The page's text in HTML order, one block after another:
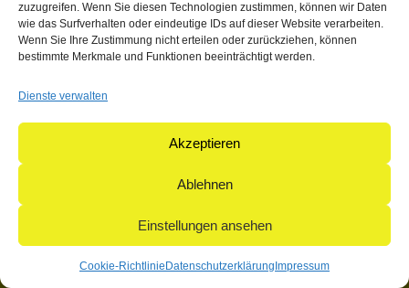
zuzugreifen. Wenn Sie diesen Technologien zustimmen, können wir Daten
wie das Surfverhalten oder eindeutige IDs auf dieser Website verarbeiten.
Wenn Sie Ihre Zustimmung nicht erteilen oder zurückziehen, können
bestimmte Merkmale und Funktionen beeinträchtigt werden.
Dienste verwalten
Akzeptieren
Ablehnen
Einstellungen ansehen
Cookie-Richtlinie Datenschutzerklärung Impressum
Suchen